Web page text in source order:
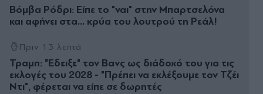
Βόμβα Ρόδρι: Είπε το "ναι" στην Μπαρτσελόνα
και αφήνει στα... κρύα του λουτρού τη Ρεάλ!
Πριν 13 λεπτά
Τραμπ: "Έδειξε" τον Βανς ως διάδοχό του για τις
εκλογές του 2028 - "Πρέπει να εκλέξουμε τον Τζέι
Ντι", φέρεται να είπε σε δωρητές